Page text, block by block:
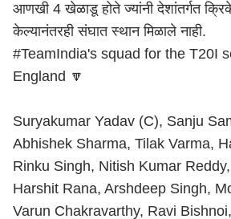
आणखी 4 खेळाडू होते ज्यांनी देशांतर्गत
केल्यानंतरही संघात स्थान मिळाले नाही.
#TeamIndia's squad for the T20I
England 🔽
Suryakumar Yadav (C), Sanju
Abhishek Sharma, Tilak Varma,
Rinku Singh, Nitish Kumar
Harshit Rana, Arshdeep Singh,
Varun Chakravarthy, Ravi